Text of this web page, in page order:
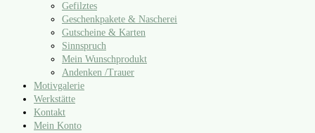
Gefilztes
Geschenkpakete & Nascherei
Gutscheine & Karten
Sinnspruch
Mein Wunschprodukt
Andenken /​Trauer
Motivgalerie
Werkstätte
Kontakt
Mein Konto